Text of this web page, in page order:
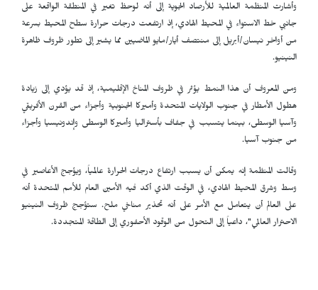
وأشارت المنظمة العالمية للأرصاد الجوية إلى أنه لوحظ تغير في المنطقة الواقعة على
جانبي خط الاستواء في المحيط الهادي، إذ ارتفعت درجات حرارة سطح المحيط بسرعة
من أواخر نيسان/أبريل إلى منتصف أيار/مايو الماضيين مما يشير إلى تطور ظروف ظاهرة
النينيو.
ومن المعروف أن هذا النمط يؤثر في ظروف المناخ الإقليمية، إذ قد يؤدي إلى زيادة
هطول الأمطار في جنوب الولايات المتحدة وأميركا الجنوبية وأجزاء من القرن الأفريقي
وآسيا الوسطى، بينما يتسبب في جفاف بأستراليا وأميركا الوسطى وإندونيسيا وأجزاء
من جنوب آسيا.
وقالت المنظمة إنه يمكن أن يسبب ارتفاع درجات الحرارة عالمياً، ويؤجج الأعاصير في
وسط وشرق المحيط الهادي، في الوقت الذي أكد فيه الأمين العام للأمم المتحدة أنه
على العالم أن يتعامل مع الأمر على أنه تحذير مناخي ملح. ستؤجج ظروف النينيو
الاحترار العالمي"، داعياً إلى التحول من الوقود الأحفوري إلى الطاقة المتجددة.